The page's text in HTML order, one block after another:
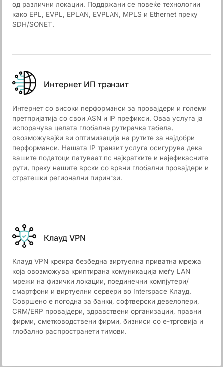
од различни локации. Поддржани се повеќе технологии
како EPL, EVPL, EPLAN, EVPLAN, MPLS и Ethernet преку
SDH/SONET.
Интернет ИП транзит
Интернет со високи перформанси за провајдери и големи
претпријатија со свои ASN и IP префикси. Оваа услуга ја
испорачува целата глобална рутирачка табела,
овозможувајќи ви оптимизација на рутите за најдобри
перформанси. Нашата IP транзит услуга осигурува дека
вашите податоци патуваат по најкратките и најефикасните
рути, преку нашите врски со врвни глобални провајдери и
стратешки регионални пирингзи.
Клауд VPN
Клауд VPN креира безбедна виртуелна приватна мрежа
која овозможува криптирана комуникација меѓу LAN
мрежи на физички локации, поединечни компјутери/
смартфони и виртуелни сервери во Interspace Клауд.
Совршено е погодна за банки, софтверски девелопери,
CRM/ERP провајдери, здравствени организации, правни
фирми, сметководствени фирми, бизниси со е-трговија и
глобално распространети тимови.